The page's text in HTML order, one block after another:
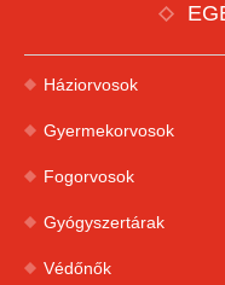
Háziorvosok
Gyermekorvosok
Fogorvosok
Gyógyszertárak
Védőnők